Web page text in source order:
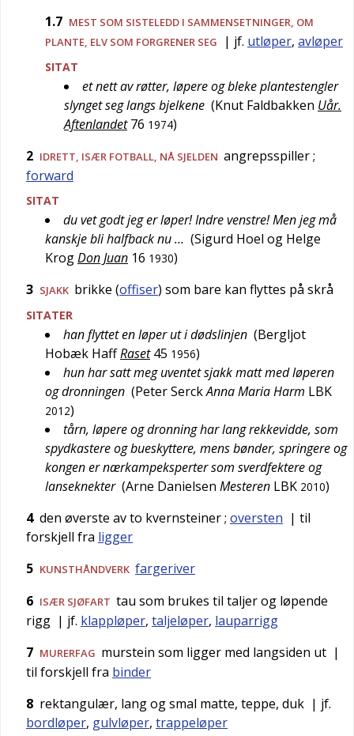
1.7 MEST SOM SISTELEDD I SAMMENSETNINGER, OM
PLANTE, ELV SOM FORGRENER SEG
| jf. utløper, avløper
SITAT
et nett av røtter, løpere og bleke plantestengler
slynget seg langs bjelkene (Knut Faldbakken Uår.
Aftenlandet 76 1974)
2 IDRETT, ISÆR FOTBALL, NÅ SJELDEN angrepsspiller;
forward
SITAT
du vet godt jeg er løper! Indre venstre! Men jeg må
kanskje bli halfback nu … (Sigurd Hoel og Helge
KrogDon Juan 16 1930)
3 SJAKK brikke (offiser) som bare kan flyttes på skrå
SITATER
han flyttet en løper ut i dødslinjen (Bergljot
Hobæk HaffRaset 45 1956)
hun har satt meg uventet sjakk matt med løperen
og dronningen (Peter SerckAnna Maria Harm LBK
2012)
tårn, løpere og dronning har lang rekkevidde, som
spydkastere og bueskyttere, mens bønder, springere og
kongen er nærkampeksperter som sverdfektere og
lanseknekter (Arne Danielsen Mesteren LBK 2010)
4 den øverste av to kvernsteiner; oversten | til
forskjell fra ligger
5 KUNSTHÅNDVERK fargeriver
6 ISÆR SJØFART tau som brukes til taljer og løpende
rigg | jf. klappløper, taljeløper, lauparrigg
7 MURERFAG murstein som ligger med langsiden ut |
til forskjell fra binder
8 rektangulær, lang og smal matte, teppe, duk | jf.
bordløper, gulvløper, trappeløper